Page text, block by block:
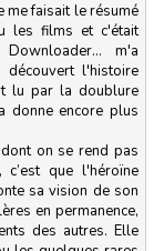
me faisait le résumé
les films et c'était
m'a
l'histoire
lu par la doublure
donne encore plus
on se rend pas
que l'héroïne
sa vision de son
en permanence,
des autres. Elle